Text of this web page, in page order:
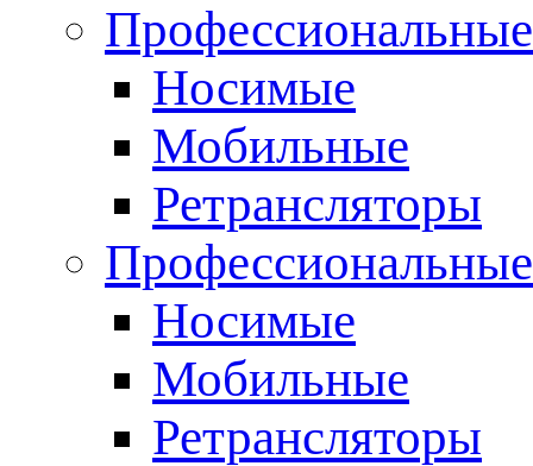
Носимые
Мобильные
Ретрансляторы
Носимые
Мобильные
Ретрансляторы